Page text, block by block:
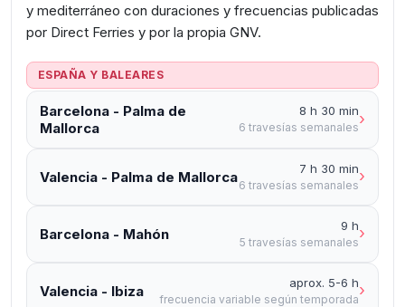
y mediterráneo con duraciones y frecuencias publicadas
por Direct Ferries y por la propia GNV.
ESPAÑA Y BALEARES
Barcelona - Palma de
Mallorca
8 h 30 min
6 travesías semanales›
Valencia - Palma de Mallorca 7 h 30 min
6 travesías semanales›
Barcelona - Mahón 9 h
5 travesías semanales›
Valencia - Ibiza aprox. 5-6 h
frecuencia variable según temporada›